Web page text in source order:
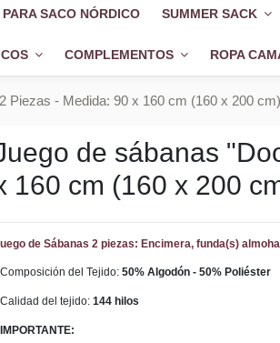
SACO NÓRDICO SUMMER SACK
COMPLEMENTOS ROPA
Piezas - Medida: 90 x 160 cm (160 x 200 cm)
de sábanas
160 cm (160 x 200
de Sábanas 2 piezas: Encimera, funda(s)
del Tejido:50% Algodón - 50% Poliéster
del tejido: 144 hilos